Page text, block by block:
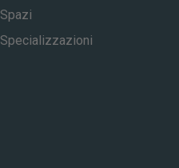
Spazi
Specializzazioni